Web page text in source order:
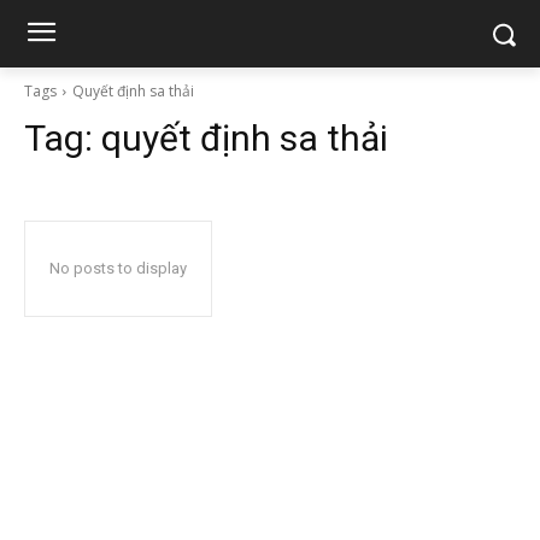
Tags Quyết định sa thải
Tag: quyết định sa thải
No posts to display